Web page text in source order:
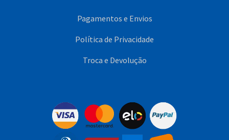
Pagamentos e Envios
Política de Privacidade
Troca e Devolução